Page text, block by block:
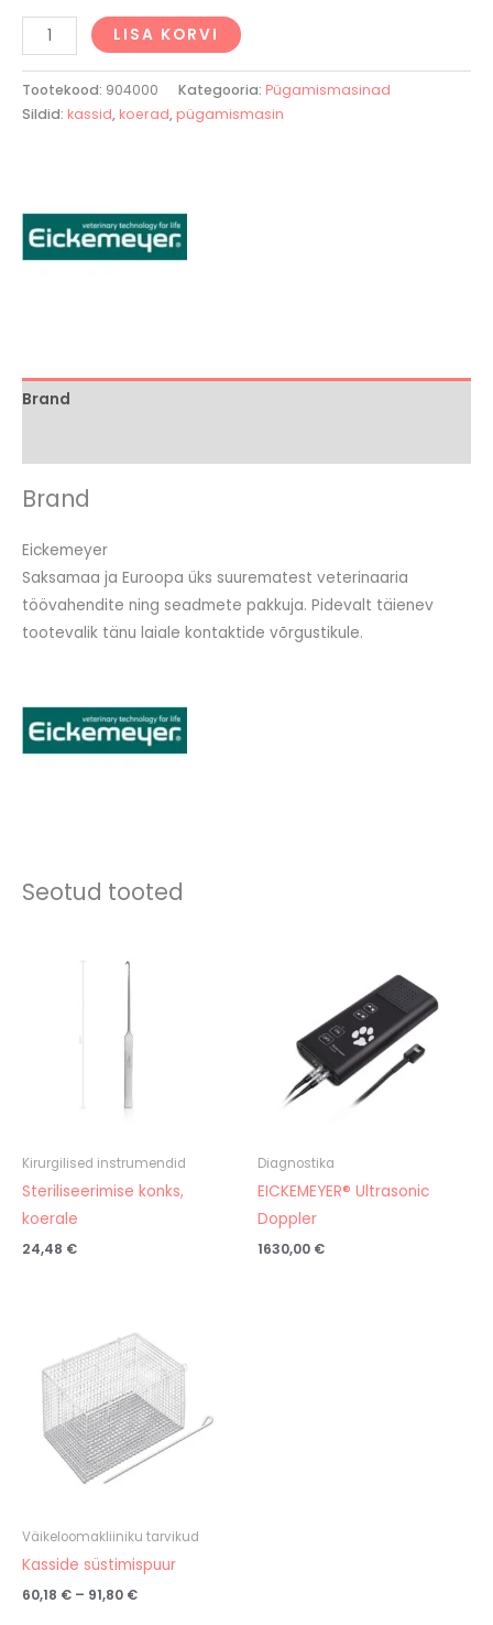
LISA KORVI
Tootekood: 904000 Kategooria: Pügamismasinad
Sildid: kassid, koerad, pügamismasin
Brand
Brand
Eickemeyer
Saksamaa ja Euroopa üks suurematest veterinaaria
töövahendite ning seadmete pakkuja. Pidevalt täienev
tootevalik tänu laiale kontaktide võrgustikule.
Seotud tooted
Kirurgilised instrumendid
Steriliseerimise konks,
koerale
24,48 €
Diagnostika
EICKEMEYER® Ultrasonic
Doppler
1630,00 €
Väikeloomakliiniku tarvikud
Kasside süstimispuur
60,18 € – 91,80 €
kuni
91,80 €